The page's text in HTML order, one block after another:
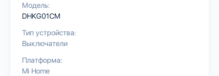
Модель:
DHKG01CM
Тип устройства:
Выключатели
Платформа:
Mi Home